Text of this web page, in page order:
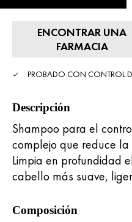
ENCONTRAR UNA
FARMACIA
PROBADO CON CONTROL
Descripción
Shampoo para el
complejo que reduce
Limpia en profundidad
cabello más suave,
Composición